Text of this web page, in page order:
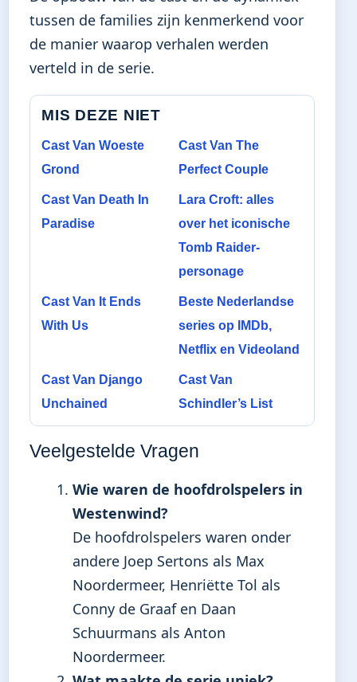
tussen de families zijn kenmerkend voor
de manier waarop verhalen werden
verteld in de serie.
MIS DEZE NIET
Cast Van Woeste
Grond
Cast Van The
Perfect Couple
Cast Van Death In
Paradise
Lara Croft: alles
over het iconische
Tomb Raider-
personage
Cast Van It Ends
With Us
Beste Nederlandse
series op IMDb,
Netflix en Videoland
Cast Van Django
Unchained
Cast Van
Schindler’s List
Veelgestelde Vragen
Wie waren de hoofdrolspelers in
Westenwind?
De hoofdrolspelers waren onder
andere Joep Sertons als Max
Noordermeer, Henriëtte Tol als
Conny de Graaf en Daan
Schuurmans als Anton
Noordermeer.